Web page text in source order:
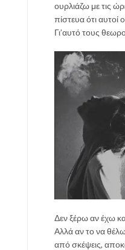
ουρλιάζω με τις
πίστευα ότι αυτοί
Γι’αυτό τους
Δεν ξέρω αν έχω
Αλλά αν το να θέλω
από σκέψεις,